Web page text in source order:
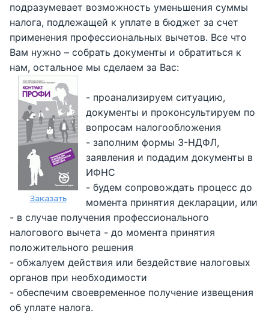
подразумевает возможность уменьшения суммы
налога, подлежащей к уплате в бюджет за счет
применения профессиональных вычетов. Все что
Вам нужно – собрать документы и обратиться к
нам, остальное мы сделаем за Вас:
- проанализируем ситуацию,
документы и проконсультируем по
вопросам налогообложения
- заполним формы 3-НДФЛ,
заявления и подадим документы в
ИФНС
- будем сопровождать процесс до
момента принятия декларации, или
- в случае получения профессионального
налогового вычета - до момента принятия
положительного решения
- обжалуем действия или бездействие налоговых
органов при необходимости
- обеспечим своевременное получение извещения
об уплате налога.